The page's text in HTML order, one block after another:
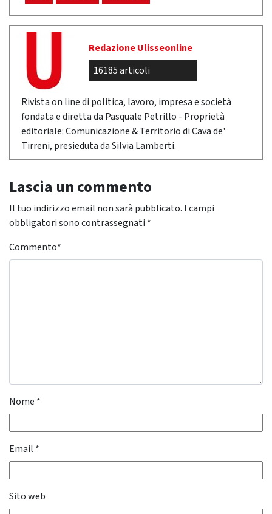
Redazione Ulisseonline
16185 articoli
Rivista on line di politica, lavoro, impresa e società
fondata e diretta da Pasquale Petrillo - Proprietà
editoriale: Comunicazione & Territorio di Cava de'
Tirreni, presieduta da Silvia Lamberti.
Lascia un commento
Il tuo indirizzo email non sarà pubblicato. I campi
obbligatori sono contrassegnati *
Commento*
Nome *
Email *
Sito web